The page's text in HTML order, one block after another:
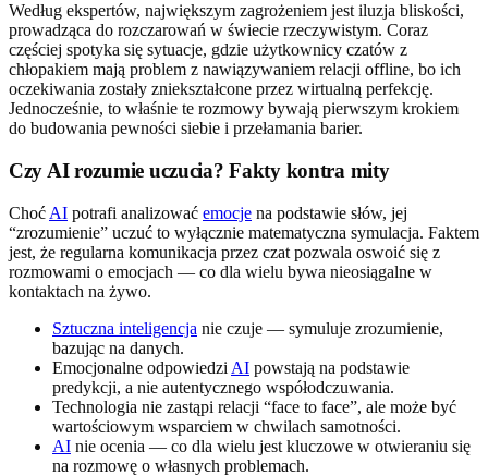
Według ekspertów, największym zagrożeniem jest iluzja bliskości,
prowadząca do rozczarowań w świecie rzeczywistym. Coraz
częściej spotyka się sytuacje, gdzie użytkownicy czatów z
chłopakiem mają problem z nawiązywaniem relacji offline, bo ich
oczekiwania zostały zniekształcone przez wirtualną perfekcję.
Jednocześnie, to właśnie te rozmowy bywają pierwszym krokiem
do budowania pewności siebie i przełamania barier.
Czy AI rozumie uczucia? Fakty kontra mity
Choć AI potrafi analizować emocje na podstawie słów, jej
“zrozumienie” uczuć to wyłącznie matematyczna symulacja. Faktem
jest, że regularna komunikacja przez czat pozwala oswoić się z
rozmowami o emocjach — co dla wielu bywa nieosiągalne w
kontaktach na żywo.
Sztuczna inteligencja nie czuje — symuluje zrozumienie,
bazując na danych.
Emocjonalne odpowiedzi AI powstają na podstawie
predykcji, a nie autentycznego współodczuwania.
Technologia nie zastąpi relacji “face to face”, ale może być
wartościowym wsparciem w chwilach samotności.
AI nie ocenia — co dla wielu jest kluczowe w otwieraniu się
na rozmowę o własnych problemach.